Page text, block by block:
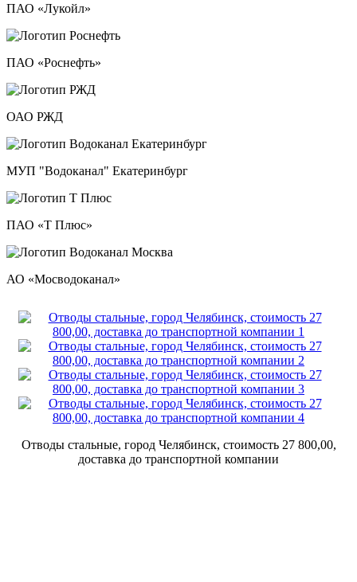
ПАО «Лукойл»
ПАО «Роснефть»
ОАО РЖД
МУП "Водоканал" Екатеринбург
ПАО «Т Плюс»
АО «Мосводоканал»
Отводы стальные, город Челябинск, стоимость 27 800,00,
доставка до транспортной компании